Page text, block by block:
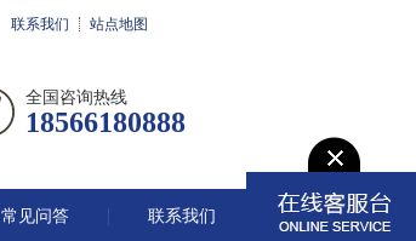
联系我们 站点地图
全国咨询热线
18566180888
常见问答 联系我们